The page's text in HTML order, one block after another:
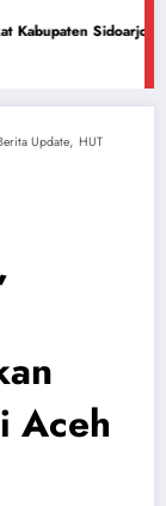
Sidoarjo Darurat
Update, HUT
Aceh